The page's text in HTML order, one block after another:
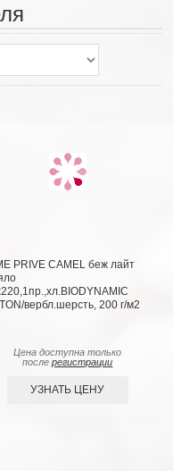
PRIVE CAMEL беж лайт
вербл.шерсть, 200 г/м2
Цена доступна только
послерегистрации
УЗНАТЬ ЦЕНУ